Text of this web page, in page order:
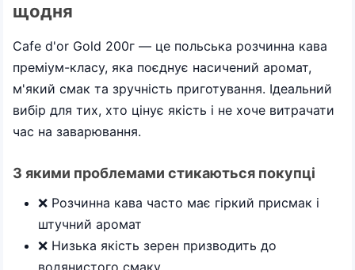
щодня
Cafe d'or Gold 200г — це польська розчинна кава
преміум-класу, яка поєднує насичений аромат,
м'який смак та зручність приготування. Ідеальний
вибір для тих, хто цінує якість і не хоче витрачати
час на заварювання.
З якими проблемами стикаються покупці
❌ Розчинна кава часто має гіркий присмак і
штучний аромат
❌ Низька якість зерен призводить до
водянистого смаку